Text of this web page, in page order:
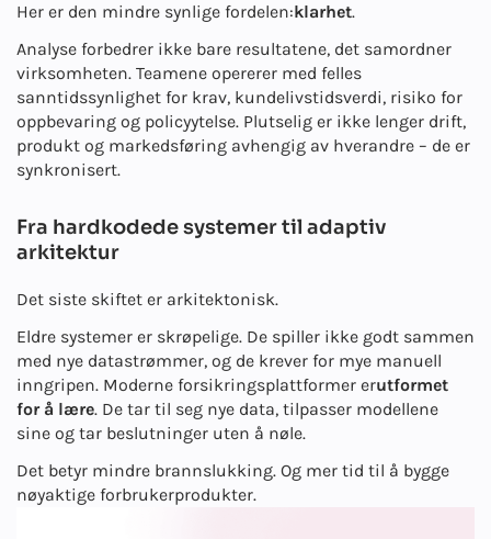
Her er den mindre synlige fordelen:klarhet.
Analyse forbedrer ikke bare resultatene, det samordner
virksomheten. Teamene opererer med felles
sanntidssynlighet for krav, kundelivstidsverdi, risiko for
oppbevaring og policyytelse. Plutselig er ikke lenger drift,
produkt og markedsføring avhengig av hverandre – de er
synkronisert.
Fra hardkodede systemer til adaptiv
arkitektur
Det siste skiftet er arkitektonisk.
Eldre systemer er skrøpelige. De spiller ikke godt sammen
med nye datastrømmer, og de krever for mye manuell
inngripen. Moderne forsikringsplattformer erutformet
for å lære. De tar til seg nye data, tilpasser modellene
sine og tar beslutninger uten å nøle.
Det betyr mindre brannslukking. Og mer tid til å bygge
nøyaktige forbrukerprodukter.